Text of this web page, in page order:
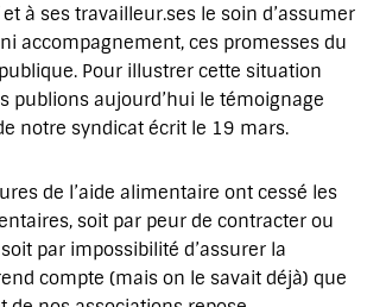
à ses travailleur.ses le soin d’assumer
accompagnement, ces promesses du
Pour illustrer cette situation
publions aujourd’hui le témoignage
notre syndicat écrit le 19 mars.
de l’aide alimentaire ont cessé les
soit par peur de contracter ou
par impossibilité d’assurer la
compte (mais on le savait déjà) que